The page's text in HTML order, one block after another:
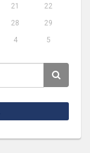
21
22
28
29
4 5